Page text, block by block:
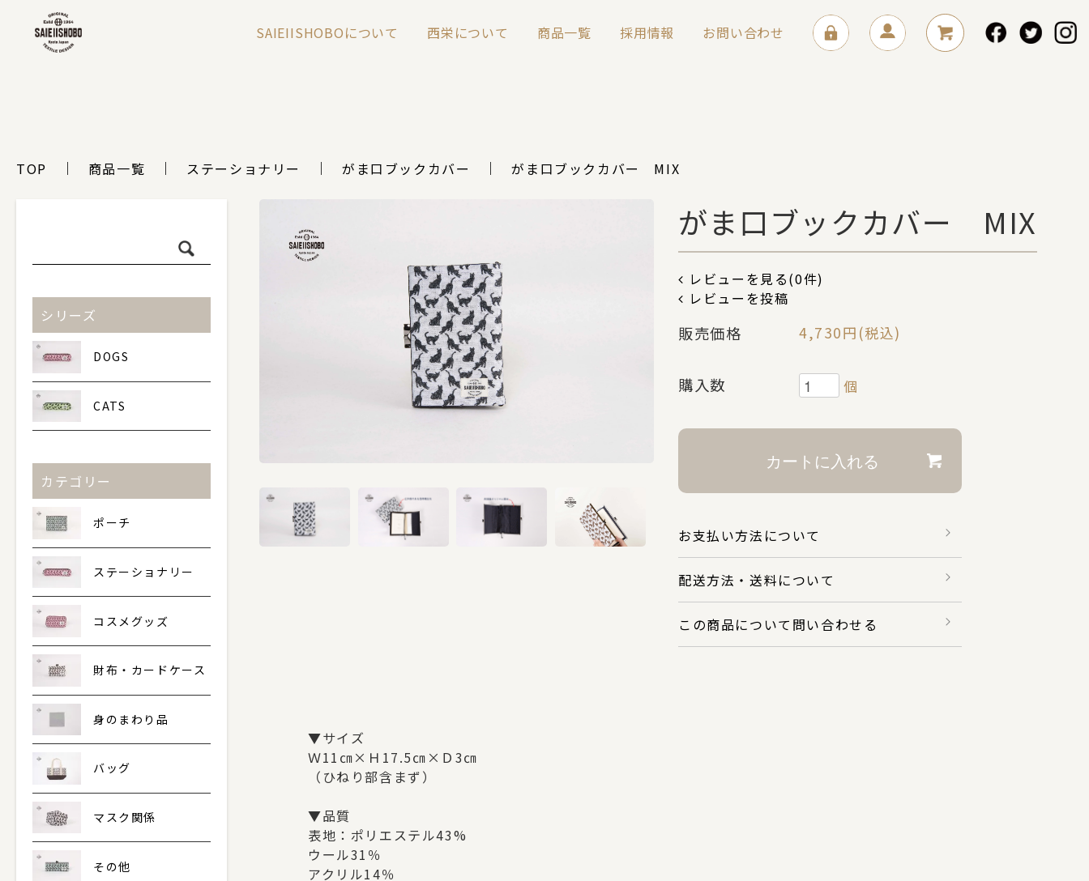
SAIEIISHOBOについて 西栄について 商品一覧 採用情報 お問い合わせ
TOP 商品一覧 ステーショナリー がま口ブックカバー がま口ブックカバー MIX
シリーズ
DOGS
CATS
カテゴリー
ポーチ
ステーショナリー
コスメグッズ
財布・カードケース
身のまわり品
バッグ
マスク関係
その他
がま口ブックカバー MIX
レビューを見る(0件)
レビューを投稿
販売価格 4,730円(税込)
購入数 個
お支払い方法について
配送方法・送料について
この商品について問い合わせる
▼サイズ
Ｗ11㎝×Ｈ17.5㎝×Ｄ3㎝
（ひねり部含まず）
▼品質
表地：ポリエステル43%
ウール31％
アクリル14％